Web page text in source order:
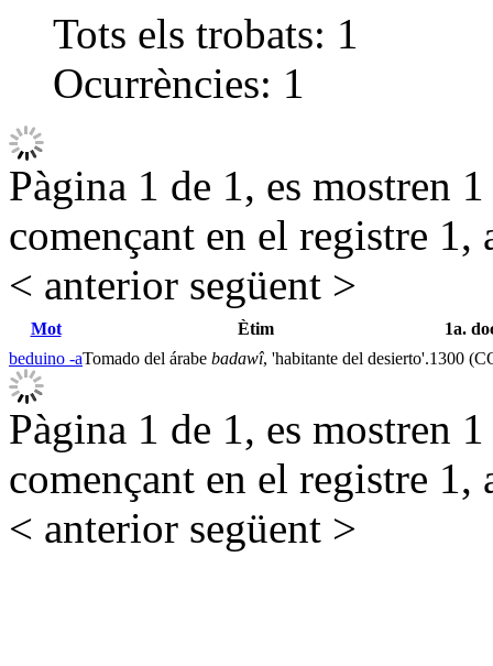
Tots els trobats: 1
Ocurrències: 1
Pàgina 1 de 1, es mostren
començant en el registre 1,
< anterior següent >
Mot Ètim
1a.
beduino -aTomado del árabe badawî, 'habitante del desierto'.1300
Pàgina 1 de 1, es mostren
començant en el registre 1,
< anterior següent >